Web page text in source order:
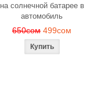
на солнечной батарее в
автомобиль
650сом 499сом